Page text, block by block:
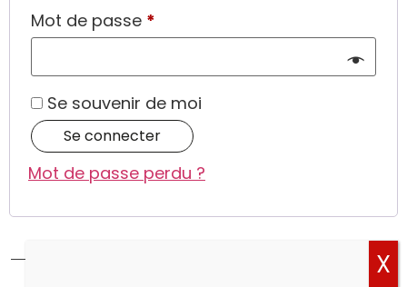
Mot de passe *
Se souvenir de moi
Se connecter
Mot de passe perdu ?